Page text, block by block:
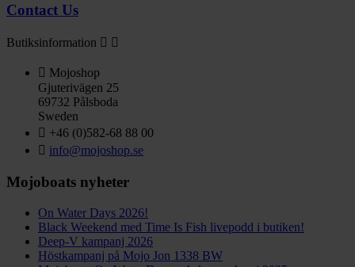
Contact Us
Butiksinformation  
 Mojoshop
Gjuterivägen 25
69732 Pålsboda
Sweden
 +46 (0)582-68 88 00
 info@mojoshop.se
Mojoboats nyheter
On Water Days 2026!
Black Weekend med Time Is Fish livepodd i butiken!
Deep-V kampanj 2026
Höstkampanj på Mojo Jon 1338 BW